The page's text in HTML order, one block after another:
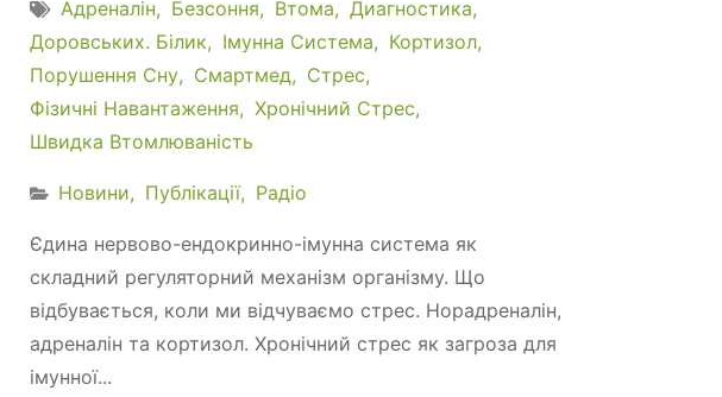
Адреналін Безсоння Втома
Диагностика
Доровських. Білик
Імунна Система
Кортизол
Порушення Сну
Смартмед
Стрес
Фізичні Навантаження
Хронічний Стрес
Швидка Втомлюваність
Новини Публікації Радіо
Єдина нервово-ендокринно-імунна система як
складний регуляторний механізм організму. Що
відбувається, коли ми відчуваємо стрес. Норадреналін,
адреналін та кортизол. Хронічний стрес як загроза для
імунної...